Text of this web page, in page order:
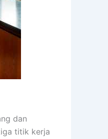
dan
titik kerja